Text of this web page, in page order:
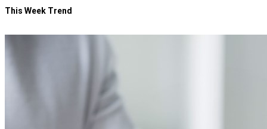
This Week Trend